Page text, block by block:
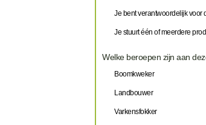
Je bent verantwoordelijk voor
Je stuurt één of meerdere
Welke beroepen zijn aan
Boomkweker
Landbouwer
Varkensfokker